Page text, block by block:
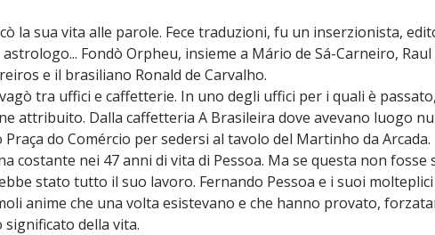
la sua vita alle parole. Fece traduzioni, fu un inserzionista,
Fondò Orpheu, insieme a Mário de Sá-Carneiro, Raul
e il brasiliano Ronald de Carvalho.
tra uffici e caffetterie. In uno degli uffici per i quali è
attribuito. Dalla caffetteria A Brasileira dove avevano luogo
do Comércio per sedersi al tavolo del Martinho da Arcada.
costante nei 47 anni di vita di Pessoa. Ma se questa non fosse
stato tutto il suo lavoro. Fernando Pessoa e i suoi
anime che una volta esistevano e che hanno provato,
significato della vita.